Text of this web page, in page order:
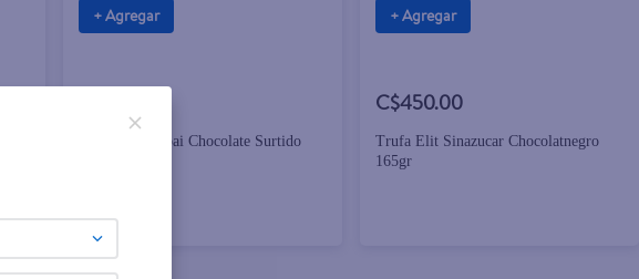
+ Agregar
Trufa Elit Dubai Chocolate Surtido
+ Agregar
C$450.00
Trufa Elit Sinazucar Chocolatnegro
165gr